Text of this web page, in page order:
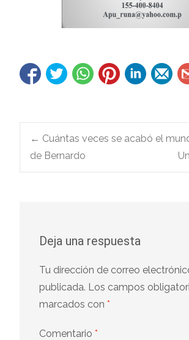
Navegación
← Cuántas veces se acabó el
de Bernardo
Deja una respuesta
Tu dirección de correo
publicada. Los campos
marcados con *
Comentario *